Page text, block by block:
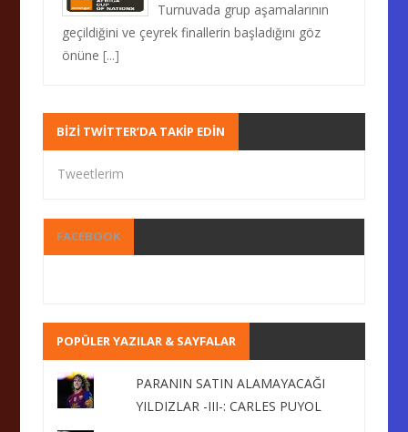
Turnuvada grup aşamalarının
geçildiğini ve çeyrek finallerin başladığını göz
önüne[...]
BIZI TWITTER’DA TAKIP EDIN
Tweetlerim
FACEBOOK
POPÜLER YAZILAR & SAYFALAR
PARANIN SATIN ALAMAYACAĞI
YILDIZLAR -III-: CARLES PUYOL